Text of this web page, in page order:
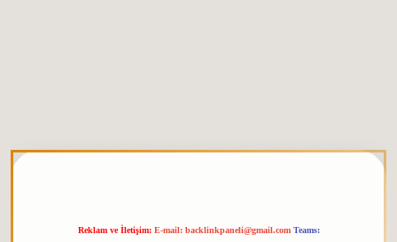
Reklam ve İletişim: E-mail: backlinkpaneli@gmail.com Teams: